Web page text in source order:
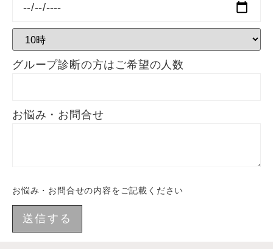
グループ診断の方はご希望の人数
お悩み・お問合せ
お悩み・お問合せの内容をご記載ください
送信する